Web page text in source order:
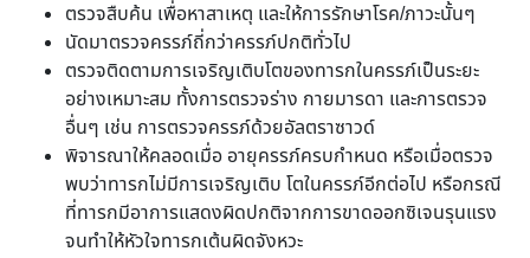
ตรวจสืบค้น เพื่อหาสาเหตุ และให้การรักษาโรค/ภาวะนั้นๆ
นัดมาตรวจครรภ์ถี่กว่าครรภ์ปกติทั่วไป
ตรวจติดตามการเจริญเติบโตของทารกในครรภ์เป็นระยะ
อย่างเหมาะสม ทั้งการตรวจร่าง กายมารดา และการตรวจ
อื่นๆ เช่น การตรวจครรภ์ด้วยอัลตราซาวด์
พิจารณาให้คลอดเมื่อ อายุครรภ์ครบกำหนด หรือเมื่อตรวจ
พบว่าทารกไม่มีการเจริญเติบ โตในครรภ์อีกต่อไป หรือกรณี
ที่ทารกมีอาการแสดงผิดปกติจากการขาดออกซิเจนรุนแรง
จนทำให้หัวใจทารกเต้นผิดจังหวะ